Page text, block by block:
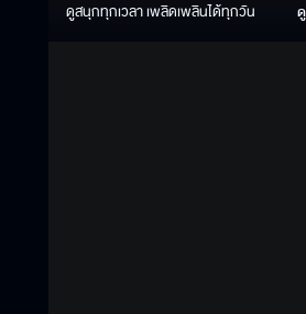
ดูสนุกทุกเวลา เพลิดเพลินได้ทุกวัน